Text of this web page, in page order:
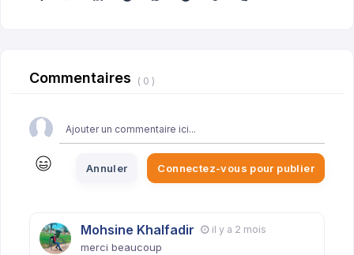
Commentaires ( 0 )
Annuler Connectez-vous pour publier
Mohsine Khalfadir il y a 2 mois
merci beaucoup